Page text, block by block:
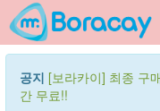
공지 [보라카이] 최종 구
간 무료!!